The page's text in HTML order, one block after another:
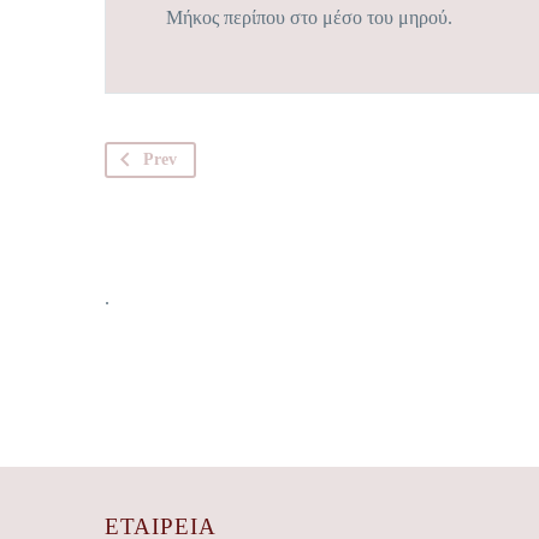
Μήκος περίπου στο μέσο του μηρού.
Prev
.
ΕΤΑΙΡΕΊΑ